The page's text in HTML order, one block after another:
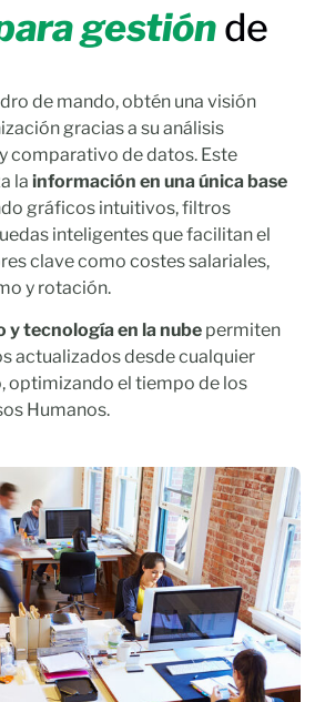
gestiónde
de mando, obtén una visión
gracias a su análisis
comparativo de datos. Este
lainformación en una única base
gráficos intuitivos, filtros
inteligentes que facilitan el
clave como costes salariales,
y rotación.
y tecnología en la nube permiten
actualizados desde cualquier
optimizando el tiempo de los
Humanos.